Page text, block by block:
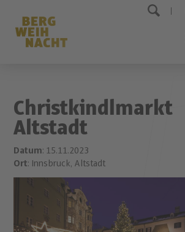
Christkindlmarkt
Altstadt
Datum: 15.11.2023
Ort: Innsbruck, Altstadt